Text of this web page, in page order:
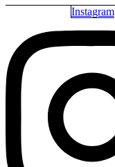
Instagram